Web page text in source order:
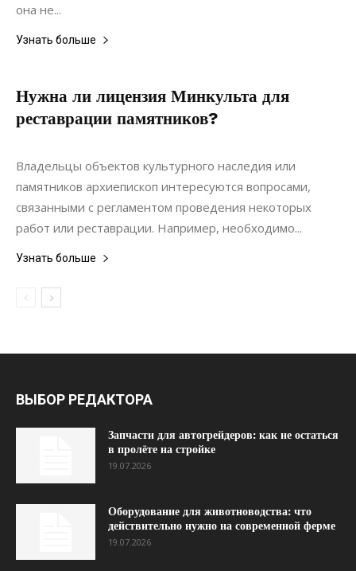
она не...
Узнать больше
Нужна ли лицензия Минкульта для
реставрации памятников?
22.05.2022
Владельцы объектов культурного наследия или
памятников архиепископ интересуются вопросами,
связанными с регламентом проведения некоторых
работ или реставрации. Например, необходимо...
Узнать больше
ВЫБОР РЕДАКТОРА
Запчасти для автогрейдеров: как не остаться
в пролёте на стройке
19.07.2026
Оборудование для животноводства: что
действительно нужно на современной ферме
19.07.2026